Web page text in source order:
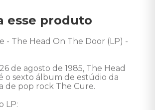
esse produto
- The Head On The Door (LP) -
de agosto de 1985, The Head
o sexto álbum de estúdio da
de pop rock The Cure.
LP: